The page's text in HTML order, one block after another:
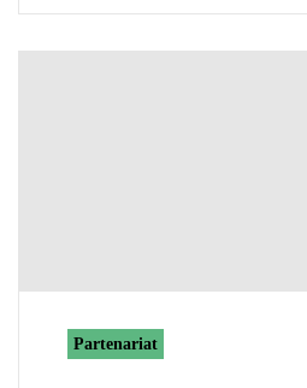
Partenariat